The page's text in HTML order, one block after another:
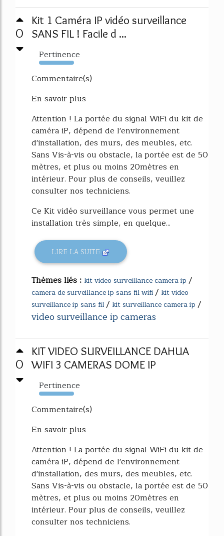
0
Kit 1 Caméra IP vidéo surveillance
SANS FIL ! Facile d ...
Pertinence
1493%
Commentaire(s)
En savoir plus
Attention ! La portée du signal WiFi du kit de
caméra iP, dépend de l'environnement
d'installation, des murs, des meubles, etc.
Sans Vis-à-vis ou obstacle, la portée est de 50
mètres, et plus ou moins 20mètres en
intérieur. Pour plus de conseils, veuillez
consulter nos techniciens.
Ce Kit vidéo surveillance vous permet une
installation très simple, en quelque...
LIRE LA SUITE
Thèmes liés : kit video surveillance camera ip /
camera de surveillance ip sans fil wifi/ kit video
surveillance ip sans fil/ kit surveillance camera ip /
video surveillance ip cameras
0
KIT VIDEO SURVEILLANCE DAHUA
WIFI 3 CAMERAS DOME IP
Pertinence
1369%
Commentaire(s)
En savoir plus
Attention ! La portée du signal WiFi du kit de
caméra iP, dépend de l'environnement
d'installation, des murs, des meubles, etc.
Sans Vis-à-vis ou obstacle, la portée est de 50
mètres, et plus ou moins 20mètres en
intérieur. Pour plus de conseils, veuillez
consulter nos techniciens.